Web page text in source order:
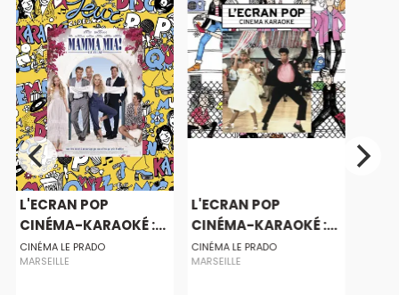
L'ECRAN POP
CINÉMA-KARAOKÉ :...
CINÉMA LE PRADO
MARSEILLE
L'ECRAN POP
CINÉMA-KARAOKÉ :...
CINÉMA LE PRADO
MARSEILLE